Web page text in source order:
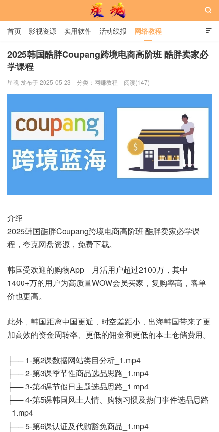
星魂网

首页 影视资源 实用软件 活动线报 网络教程
用户中心 书籍 娱乐

2025韩国酷胖Coupang跨境电商高阶班 酷胖卖家必
学课程
星魂 发布于 2025-05-23 分类： 网赚教程 阅读(147)
介绍
2025韩国酷胖Coupang跨境电商高阶班 酷胖卖家必学课
程，夸克网盘资源，免费下载。
韩国受欢迎的购物App，月活用户超过2100万，其中
1400+万的用户为高质量WOW会员买家，复购率高，客单
价也更高。
此外，韩国距离中国更近，时空差距小，出海韩国带来了更
加高效的资金周转率、更低的佣金和更低的本土仓储费用。
├── 1-第2课数据网站类目分析_1.mp4
├── 2-第3课季节性商品选品思路_1.mp4
├── 3-第4课节假日主题选品思路_1.mp4
├── 4-第5课韩国风土人情、购物习惯及热门事件选品思路
_1.mp4
├── 5-第6课认证及代购豁免商品_1.mp4